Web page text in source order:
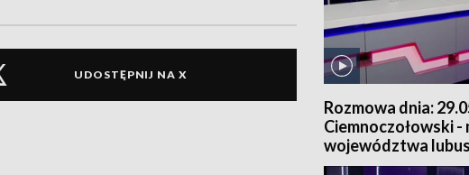
UDOSTĘPNIJ NA X
Rozmowa dnia:
Ciemnoczołowski -
województwa